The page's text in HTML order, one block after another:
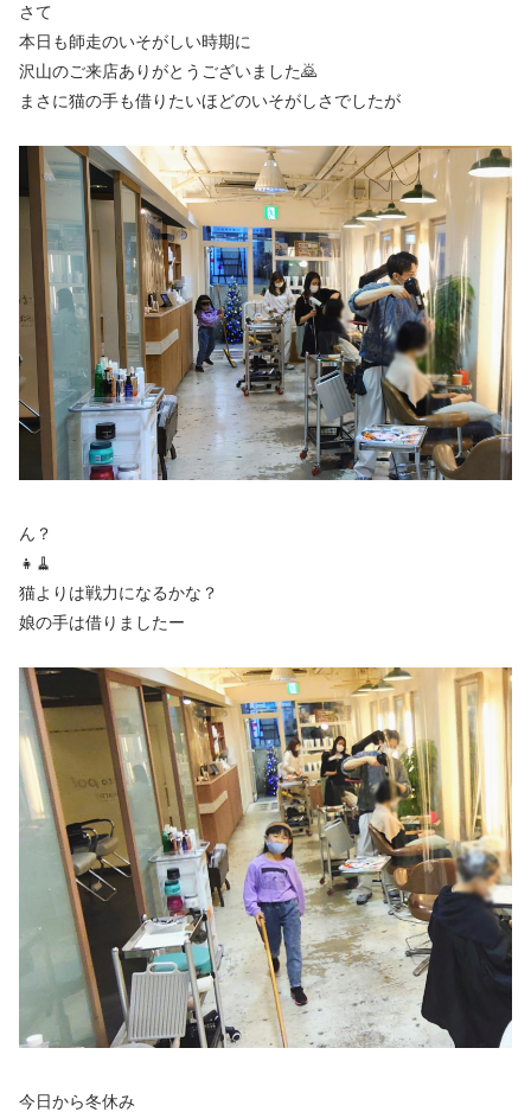
さて
本日も師走のいそがしい時期に
沢山のご来店ありがとうございました🙇
まさに猫の手も借りたいほどのいそがしさでしたが
ん？
👧🧹
猫よりは戦力になるかな？
娘の手は借りましたー
今日から冬休み